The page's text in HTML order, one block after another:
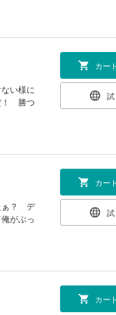
い様に
！ 勝つ
カー
ぁ？ デ
がぶっ
カー
カー